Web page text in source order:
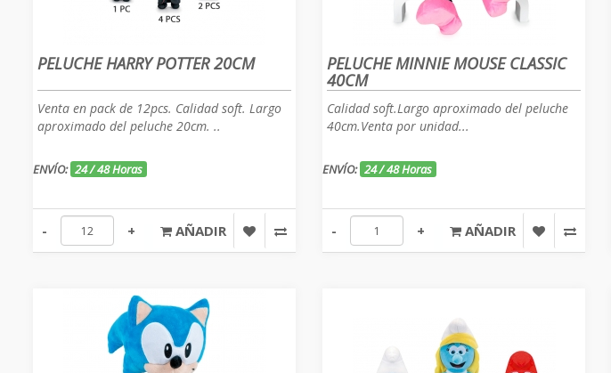
PELUCHE HARRY POTTER 20CM
Venta en pack de 12pcs. Calidad soft. Largo
aproximado del peluche 20cm. ..
ENVÍO: 24 / 48 Horas
- + AÑADIR
PELUCHE MINNIE MOUSE CLASSIC
40CM
Calidad soft.Largo aproximado del peluche
40cm.Venta por unidad...
ENVÍO: 24 / 48 Horas
- + AÑADIR